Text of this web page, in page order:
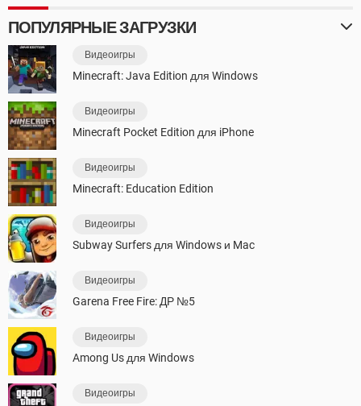
ПОПУЛЯРНЫЕ ЗАГРУЗКИ
Видеоигры
Minecraft: Java Edition для Windows
Видеоигры
Minecraft Pocket Edition для iPhone
Видеоигры
Minecraft: Education Edition
Видеоигры
Subway Surfers для Windows и Mac
Видеоигры
Garena Free Fire: ДР №5
Видеоигры
Among Us для Windows
Видеоигры